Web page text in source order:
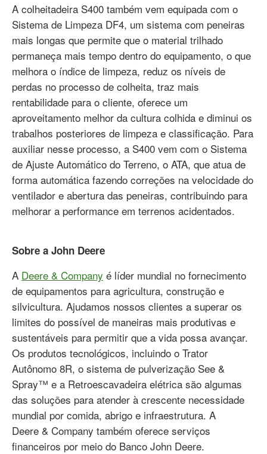
A colheitadeira S400 também vem equipada com o
Sistema de Limpeza DF4, um sistema com peneiras
mais longas que permite que o material trilhado
permaneça mais tempo dentro do equipamento, o que
melhora o índice de limpeza, reduz os níveis de
perdas no processo de colheita, traz mais
rentabilidade para o cliente, oferece um
aproveitamento melhor da cultura colhida e diminui os
trabalhos posteriores de limpeza e classificação. Para
auxiliar nesse processo, a S400 vem com o Sistema
de Ajuste Automático do Terreno, o ATA, que atua de
forma automática fazendo correções na velocidade do
ventilador e abertura das peneiras, contribuindo para
melhorar a performance em terrenos acidentados.
Sobre a John Deere
A Deere & Company é líder mundial no fornecimento
de equipamentos para agricultura, construção e
silvicultura. Ajudamos nossos clientes a superar os
limites do possível de maneiras mais produtivas e
sustentáveis para permitir que a vida possa avançar.
Os produtos tecnológicos, incluindo o Trator
Autônomo 8R, o sistema de pulverização See &
Spray™ e a Retroescavadeira elétrica são algumas
das soluções para atender à crescente necessidade
mundial por comida, abrigo e infraestrutura. A
Deere & Company também oferece serviços
financeiros por meio do Banco John Deere.